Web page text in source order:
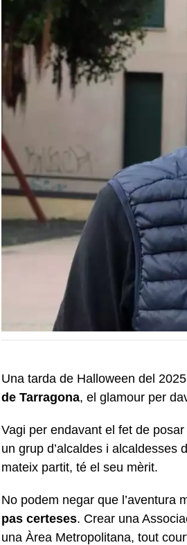
Una tarda de Halloween del
de Tarragona, el glamour per
Vagi per endavant el fet de
un grup d’alcaldes i alcaldesses
mateix partit, té el seu mèrit.
No podem negar que l’aventura
pas certeses. Crear una
una Àrea Metropolitana, tout